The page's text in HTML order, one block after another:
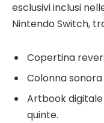
esclusivi inclusi
Nintendo Switch,
Copertina
Colonna
Artbook
quinte.